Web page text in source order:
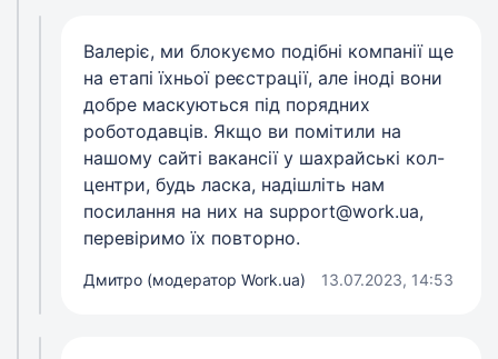
Валеріє, ми блокуємо подібні компанії ще
на етапі їхньої реєстрації, але іноді вони
добре маскуються під порядних
роботодавців. Якщо ви помітили на
нашому сайті вакансії у шахрайські кол-
центри, будь ласка, надішліть нам
посилання на них на support@work.ua,
перевіримо їх повторно.
Дмитро (модератор Work.ua) 13.07.2023, 14:53